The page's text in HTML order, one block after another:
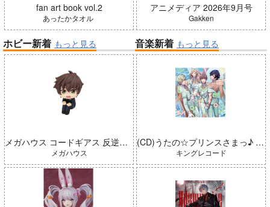
fan art book vol.2
あったかタオル
アニメディア 2026年9月号
Gakken
ホビー新着 もっと見る
メガハウス コードギアス 反逆のルルーシュ るかっぷ 枢木スザク 完成品
メガハウス
音楽新着 もっと見る
(CD)うたの☆プリンスさまっ♪ LIVE EMOTION 2nd Anniversary CD トキヤ・カミュ・瑛二・大和
キングレコード